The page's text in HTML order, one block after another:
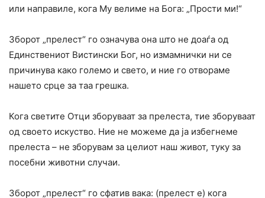
или направиле, кога Му велиме на Бога: „Прости ми!“
Зборот „прелест“ го означува она што не доаѓа од
Единствениот Вистински Бог, но измамнички ни се
причинува како големо и свето, и ние го отвораме
нашето срце за таа грешка.
Кога светите Отци зборуваат за прелеста, тие зборуваат
од своето искуство. Ние не можеме да ја избегнеме
прелеста – не зборувам за целиот наш живот, туку за
посебни животни случаи.
Зборот „прелест“ го сфатив вака: (прелест е) кога